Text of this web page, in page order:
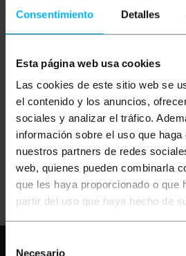
Consentimiento Detalles
Esta página web usa cookies
Las cookies de este sitio web se
el contenido y los anuncios,
sociales y analizar el tráfico.
información sobre el uso que
nuestros partners de redes
web, quienes pueden combinarla
que les haya proporcionado o que
partir del uso que haya hecho de
Necesario
BEMATIK CCTV
fotocamera CMOS
H.264 Dome IP
123x87mm
Video Recorder
PVP
80,13€
32,05€
32,05 € IVA inc.
PVD
68,60
REF:
FAMMI SAPERE
QUANDO CI